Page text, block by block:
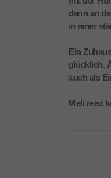
dann an
in einer
Ein
glücklich.
auch als
Meli reist